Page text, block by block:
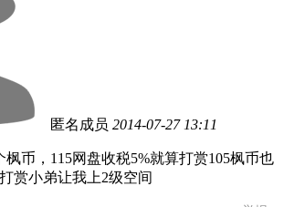
匿名成员 2014-07-27 13:11
枫币，115网盘收税5%就算打赏105枫币也
赏小弟让我上2级空间